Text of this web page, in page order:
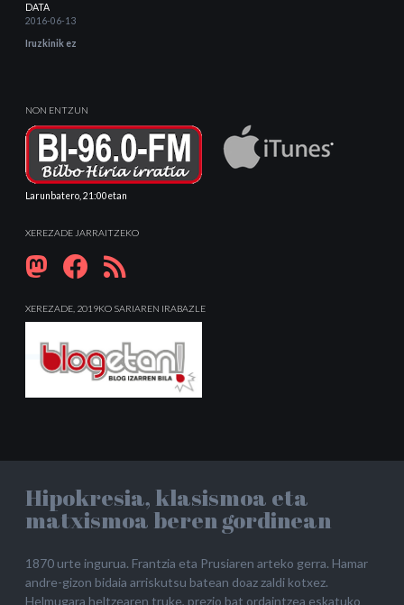
DATA
2016-06-13
Iruzkinik ez
NON ENTZUN
Larunbatero, 21:00etan
XEREZADE JARRAITZEKO
XEREZADE, 2019KO SARIAREN IRABAZLE
Hipokresia, klasismoa eta
matxismoa beren gordinean
1870 urte ingurua. Frantzia eta Prusiaren arteko gerra. Hamar
andre-gizon bidaia arriskutsu batean doaz zaldi kotxez.
Helmugara heltzearen truke, prezio bat ordaintzea eskatuko